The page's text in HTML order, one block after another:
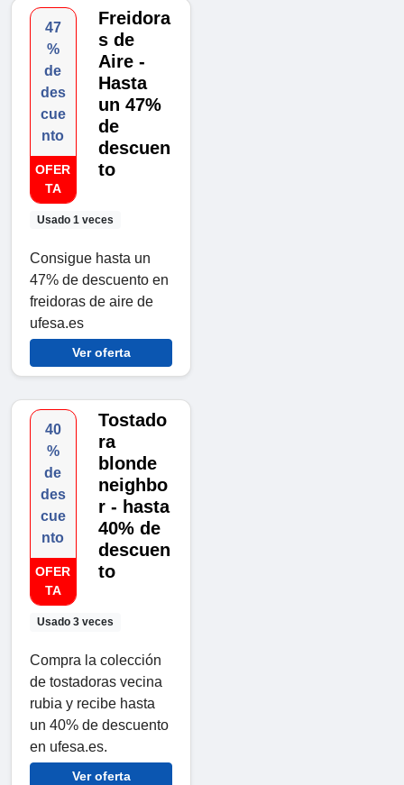
47
%
de
des
cue
nto
OFER
TA
Usado 1 veces
Freidora
s de
Aire -
Hasta
un 47%
de
descuen
to
Consigue hasta un
47% de descuento en
freidoras de aire de
ufesa.es
Ver oferta
40
%
de
des
cue
nto
OFER
TA
Usado 3 veces
Tostado
ra
blonde
neighbo
r - hasta
40% de
descuen
to
Compra la colección
de tostadoras vecina
rubia y recibe hasta
un 40% de descuento
en ufesa.es.
Ver oferta